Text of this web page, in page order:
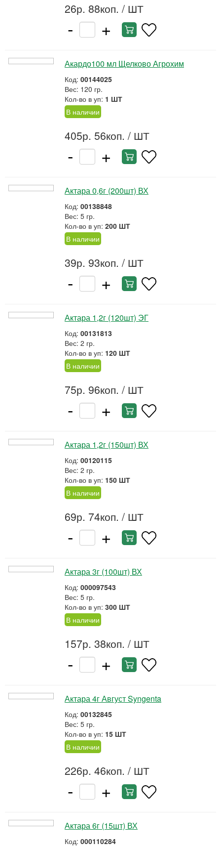
26р. 88коп. / ШТ
- +
Акардо100 мл Щелково Агрохим
Код: 00144025
Вес: 120 гр.
Кол-во в уп: 1 ШТ
В наличии
405р. 56коп. / ШТ
- +
Актара 0,6г (200шт) ВХ
Код: 00138848
Вес: 5 гр.
Кол-во в уп: 200 ШТ
В наличии
39р. 93коп. / ШТ
- +
Актара 1,2г (120шт) ЭГ
Код: 00131813
Вес: 2 гр.
Кол-во в уп: 120 ШТ
В наличии
75р. 96коп. / ШТ
- +
Актара 1,2г (150шт) ВХ
Код: 00120115
Вес: 2 гр.
Кол-во в уп: 150 ШТ
В наличии
69р. 74коп. / ШТ
- +
Актара 3г (100шт) ВХ
Код: 000097543
Вес: 5 гр.
Кол-во в уп: 300 ШТ
В наличии
157р. 38коп. / ШТ
- +
Актара 4г Август Syngenta
Код: 00132845
Вес: 5 гр.
Кол-во в уп: 15 ШТ
В наличии
226р. 46коп. / ШТ
- +
Актара 6г (15шт) ВХ
Код: 000110284